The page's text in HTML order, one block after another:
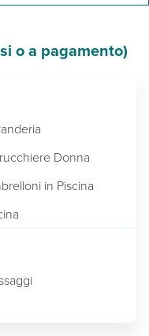
o a pagamento)
Donna
in Piscina